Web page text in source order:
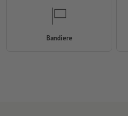
Bandiere